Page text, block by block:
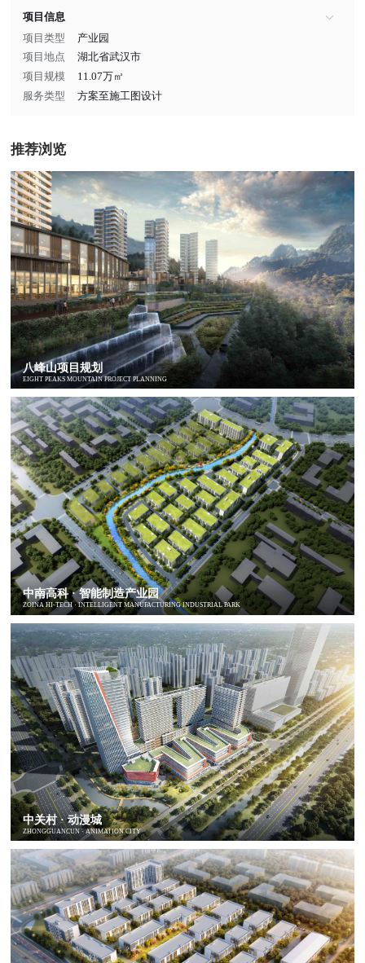
项目信息
项目类型
产业园
项目地点
湖北省武汉市
项目规模
11.07万㎡
服务类型
方案至施工图设计
推荐浏览
八峰山项目规划
EIGHT PEAKS MOUNTAIN PROJECT PLANNING
中南高科 · 智能制造产业园
ZOINA HI-TECH · INTELLIGENT MANUFACTURING INDUSTRIAL PARK
中关村 · 动漫城
ZHONGGUANCUN · ANIMATION CITY